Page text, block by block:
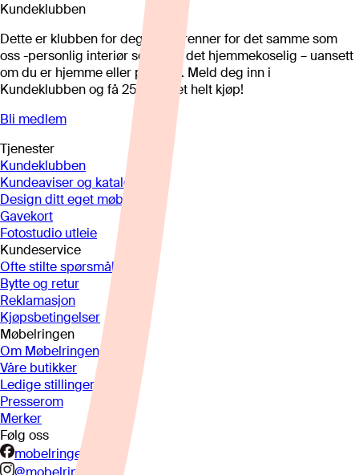
Kundeklubben
Dette er klubben for deg som brenner for det samme som
oss -personlig interiør som gjør det hjemmekoselig – uansett
om du er hjemme eller på hytta. Meld deg inn i
Kundeklubben og få 25%* på et helt kjøp!
Bli medlem
Tjenester
Kundeklubben
Kundeaviser og kataloger
Design ditt eget møbel
Gavekort
Fotostudio utleie
Kundeservice
Ofte stilte spørsmål
Bytte og retur
Reklamasjon
Kjøpsbetingelser
Møbelringen
Om Møbelringen
Våre butikker
Ledige stillinger
Presserom
Merker
Følg oss
mobelringen.no